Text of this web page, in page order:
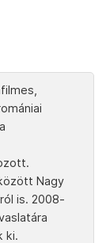
Nagy
is. 2008-
ki.